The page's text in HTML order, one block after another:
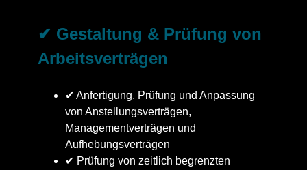
✔ Gestaltung & Prüfung von
Arbeitsverträgen
✔ Anfertigung, Prüfung und Anpassung
von Anstellungsverträgen,
Managementverträgen und
Aufhebungsverträgen
✔ Prüfung von zeitlich begrenzten